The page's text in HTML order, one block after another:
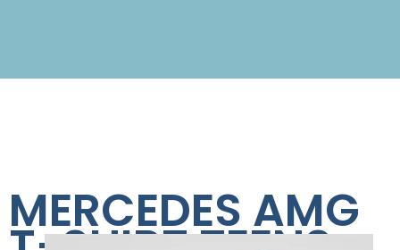
MERCEDES AMG